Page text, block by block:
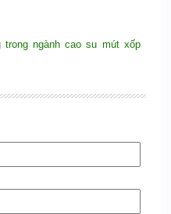
trong ngành cao su mút xốp